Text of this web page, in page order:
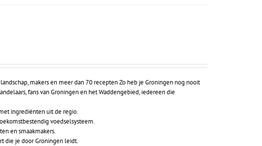
makers en meer dan 70 recepten Zo heb je Groningen nog nooit
fans van Groningen en het Waddengebied, iedereen die
ingrediënten uit de regio.
voedselsysteem.
en smaakmakers.
die je door Groningen leidt.